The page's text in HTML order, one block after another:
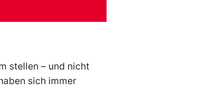
stellen – und nicht
sich immer